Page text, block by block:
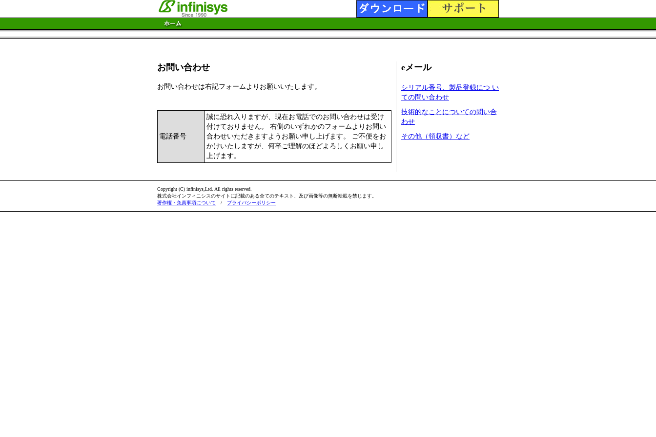
お問い合わせ
お問い合わせは右記フォームよりお願いいたします。
電話番号
誠に恐れ入りますが、現在お電話でのお問い合わせは受け
付けておりません。 右側のいずれかのフォームよりお問い
合わせいただきますようお願い申し上げます。 ご不便をお
かけいたしますが、何卒ご理解のほどよろしくお願い申し
上げます。
eメール
シリアル番号、製品登録につ い
ての問い合わせ
技術的なことについての問い合
わせ
その他（領収書）など
Copyright (C) infinisys,Ltd. All rights reserved.
株式会社インフィニシスのサイトに記載のある全てのテキスト、及び画像等の無断転載を禁じます。
著作権・免責事項について / プライバシーポリシー